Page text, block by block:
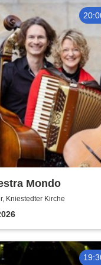
Mondo
Kniestedter Kirche